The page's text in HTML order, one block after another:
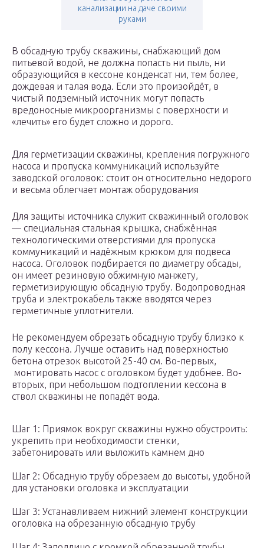
канализации на даче своими
руками
В обсадную трубу скважины, снабжающий дом
питьевой водой, не должна попасть ни пыль, ни
образующийся в кессоне конденсат ни, тем более,
дождевая и талая вода. Если это произойдёт, в
чистый подземный источник могут попасть
вредоносные микроорганизмы с поверхности и
«лечить» его будет сложно и дорого.
Для герметизации скважины, крепления погружного
насоса и пропуска коммуникаций используйте
заводской оголовок: стоит он относительно недорого
и весьма облегчает монтаж оборудования
Для защиты источника служит скважинный оголовок
— специальная стальная крышка, снабжённая
технологическими отверстиями для пропуска
коммуникаций и надёжным крюком для подвеса
насоса. Оголовок подбирается по диаметру обсады,
он имеет резиновую обжимную манжету,
герметизирующую обсадную трубу. Водопроводная
труба и электрокабель также вводятся через
герметичные уплотнители.
Не рекомендуем обрезать обсадную трубу близко к
полу кессона. Лучше оставить над поверхностью
бетона отрезок высотой 25-40 см. Во-первых,
монтировать насос с оголовком будет удобнее. Во-
вторых, при небольшом подтоплении кессона в
ствол скважины не попадёт вода.
Шаг 1: Приямок вокруг скважины нужно обустроить:
укрепить при необходимости стенки,
забетонировать или выложить камнем дно
Шаг 2: Обсадную трубу обрезаем до высоты, удобной
для установки оголовка и эксплуатации
Шаг 3: Устанавливаем нижний элемент конструкции
оголовка на обрезанную обсадную трубу